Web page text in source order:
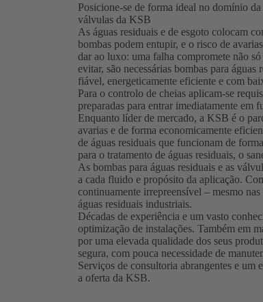
Posicione-se de forma ideal no domínio
válvulas da KSB
As águas residuais e de esgoto colocam
bombas podem entupir, e o risco de
dar ao luxo: uma falha compromete não
evitar, são necessárias bombas para
fiável, energeticamente eficiente e com
Para o controlo de cheias aplicam-se
preparadas para entrar imediatamente em
Enquanto líder de mercado, a KSB é o
avarias e de forma economicamente
de águas residuais que funcionam de
para o tratamento de águas residuais, o
As bombas para águas residuais e as
a cada fluido e propósito da aplicação.
continuamente irrepreensível – mesmo
águas residuais industriais.
Décadas de experiência e um vasto
optimização de instalações. Também em
por uma elevada qualidade dos seus
segura, com pouca necessidade de
Serviços de consultoria abrangentes e um
a oferta da KSB.